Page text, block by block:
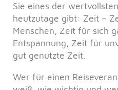
Sie eines der
heutzutage gibt: Zeit –
Menschen, Zeit für sich
Entspannung, Zeit für
gut genutzte Zeit.
Wer für einen